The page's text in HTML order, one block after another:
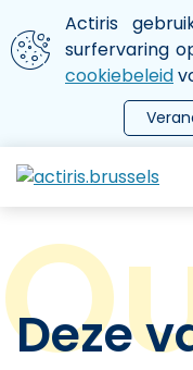
Aller au contenu
We gebruiken
Actiris
surfervaring
cookiebeleid
le menu
Deze